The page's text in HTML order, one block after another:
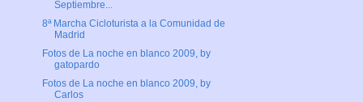
Septiembre...
8ª Marcha Cicloturista a la Comunidad de
Madrid
Fotos de La noche en blanco 2009, by
gatopardo
Fotos de La noche en blanco 2009, by
Carlos